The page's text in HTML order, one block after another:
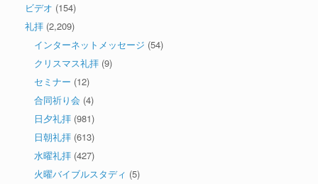
ビデオ (154)
礼拝 (2,209)
インターネットメッセージ (54)
クリスマス礼拝 (9)
セミナー (12)
合同祈り会 (4)
日夕礼拝 (981)
日朝礼拝 (613)
水曜礼拝 (427)
火曜バイブルスタディ (5)